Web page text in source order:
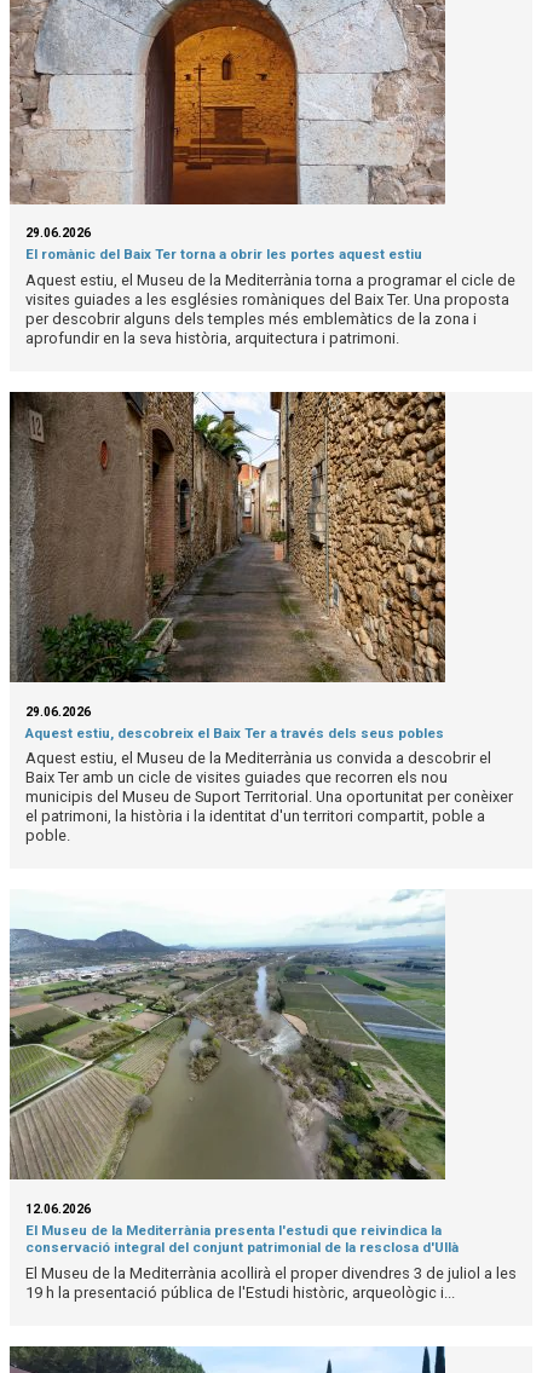
29.06.2026
El romànic del Baix Ter torna a obrir les portes aquest estiu
Aquest estiu, el Museu de la Mediterrània torna a programar el cicle de
visites guiades a les esglésies romàniques del Baix Ter. Una proposta
per descobrir alguns dels temples més emblemàtics de la zona i
aprofundir en la seva història, arquitectura i patrimoni.
29.06.2026
Aquest estiu, descobreix el Baix Ter a través dels seus pobles
Aquest estiu, el Museu de la Mediterrània us convida a descobrir el
Baix Ter amb un cicle de visites guiades que recorren els nou
municipis del Museu de Suport Territorial. Una oportunitat per conèixer
el patrimoni, la història i la identitat d'un territori compartit, poble a
poble.
12.06.2026
El Museu de la Mediterrània presenta l'estudi que reivindica la
conservació integral del conjunt patrimonial de la resclosa d'Ullà
El Museu de la Mediterrània acollirà el proper divendres 3 de juliol a les
19 h la presentació pública de l'Estudi històric, arqueològic i...